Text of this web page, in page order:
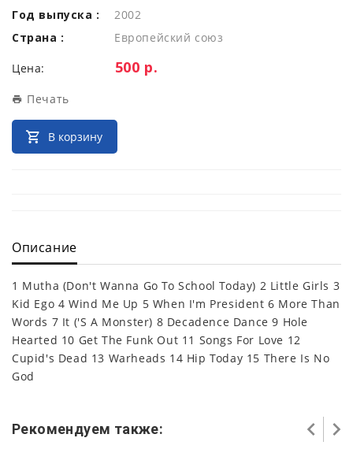
Год выпуска :
2002
Страна :
Европейский союз
Цена: Цена:
500 р.
Печать
В корзину
Описание
1 Mutha (Don't Wanna Go To School Today) 2 Little Girls 3
Kid Ego 4 Wind Me Up 5 When I'm President 6 More Than
Words 7 It ('S A Monster) 8 Decadence Dance 9 Hole
Hearted 10 Get The Funk Out 11 Songs For Love 12
Cupid's Dead 13 Warheads 14 Hip Today 15 There Is No
God
Рекомендуем также: